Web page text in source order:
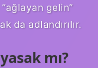
gelin”
da adlandırılır.
mı?